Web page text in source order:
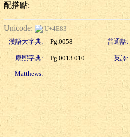
配搭點:
Unicode:
U+4E83
漢語大字典:
Pg.0058 普通話:
康熙字典: Pg.0013.010 英譯:
Matthews: -